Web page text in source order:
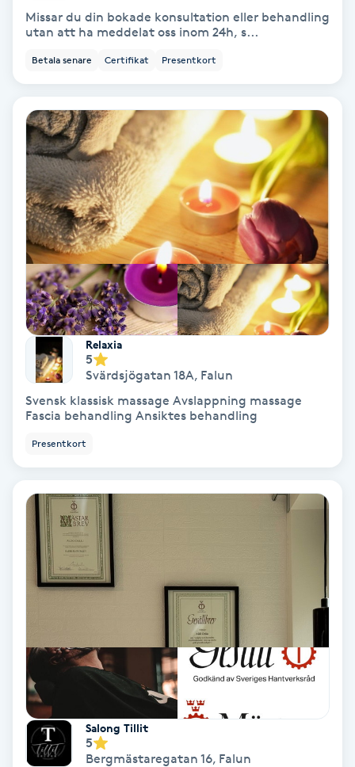
Hårförlängning
Hälsa
Hälsprickor
Idrottsmassage
IPL
IPL hårborttagning
IR-massage
Japansk massage
Katun fransar
Kemisk peeling
Kinesiologi
Kinesisk medicin
Kiropraktik
Missar du din bokade konsultation eller behandling
utan att ha meddelat oss inom 24h, s...
Betala senare Certifikat Presentkort
Relaxia
5
Svärdsjögatan 18A, Falun
Svensk klassisk massage Avslappning massage
Fascia behandling Ansiktes behandling
Presentkort
Salong Tillit
5
Bergmästaregatan 16, Falun